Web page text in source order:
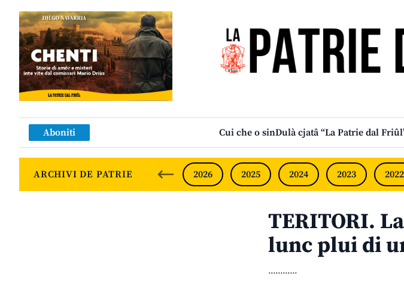
Aboniti Cui che o sinDulà cjatâ “La Patrie dal
ARCHIVI DE PATRIE 2026 2025 2024 2023 2022
TERITORI.
lunc plui di
............